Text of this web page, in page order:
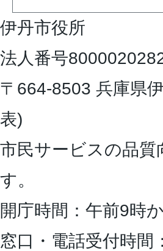
伊丹市役所
法人番号
〒664-8503 兵庫県
表)
市民サービスの品
す。
開庁時間：午前9時
窓口・電話受付時間